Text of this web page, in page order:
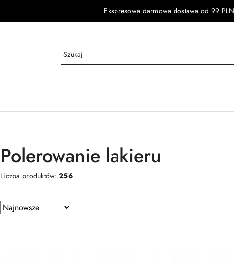
Ekspresowa darmowa dostawa od 99 PLN
Polerowanie lakieru
Liczba produktów:256
Zastosowano
sortowanie:
Sortuj
według